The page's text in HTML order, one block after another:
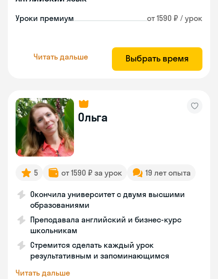
Уроки премиум от 1590 ₽ / урок
Читать дальше Выбрать время
Ольга
5 от 1590 ₽ за урок 19 лет опыта
Окончила университет с двумя высшими
образованиями
Преподавала английский и бизнес-курс
школьникам
Стремится сделать каждый урок
результативным и запоминающимся
Читать дальше